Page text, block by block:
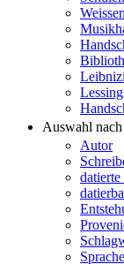
Auswahl nach
Autor
datierte
Sprache